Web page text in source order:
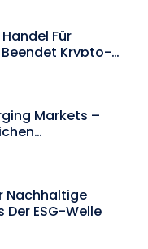
Für
Beendet Krypto-
Markets –
Nachhaltige
Der ESG-Welle